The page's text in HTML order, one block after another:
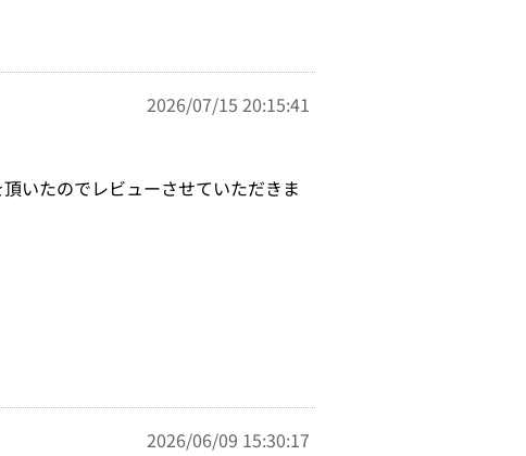
2026/07/15 20:15:41
いたのでレビューさせていただきま
2026/06/09 15:30:17